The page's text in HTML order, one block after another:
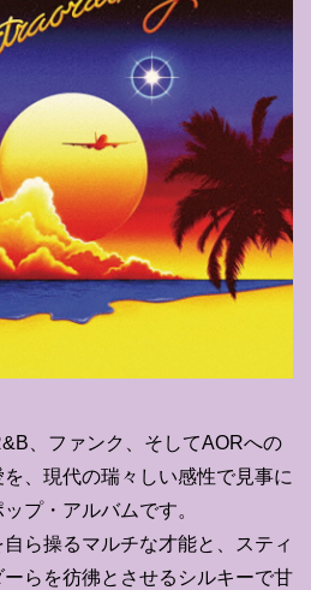
、ファンク、そしてAORへの
、現代の瑞々しい感性で見事に
プ・アルバムです。
ら操るマルチな才能と、スティ
らを彷彿とさせるシルキーで甘